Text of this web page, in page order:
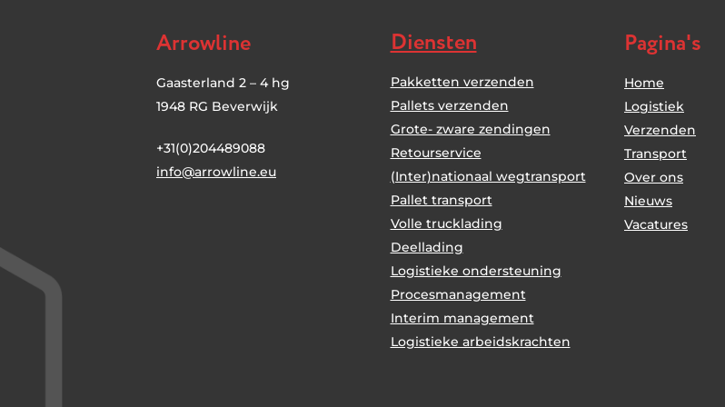
Arrowline
Gaasterland 2 – 4 hg
1948 RG Beverwijk
+31(0)204489088
info@arrowline.eu
Diensten
Pakketten verzenden
Pallets verzenden
Grote- zware zendingen
Retourservice
(Inter)nationaal wegtransport
Pallet transport
Volle trucklading
Deellading
Logistieke ondersteuning
Procesmanagement
Interim management
Logistieke arbeidskrachten
Pagina's
Home
Logistiek
Verzenden
Transport
Over ons
Nieuws
Vacatures